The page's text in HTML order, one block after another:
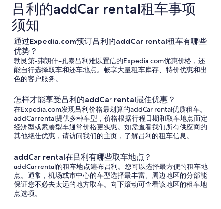
吕利的addCar rental租车事项
须知
通过Expedia.com预订吕利的addCar rental租车有哪些
优势？
勃艮第-弗朗什-孔泰吕利难以置信的Expedia.com优惠价格，还
能自行选择取车和还车地点。畅享大量租车库存、特价优惠和出
色的客户服务。
怎样才能享受吕利的addCar rental最佳优惠？
在Expedia.com发现吕利价格最划算的addCar rental优质租车。
addCar rental提供多种车型，价格根据行程日期和取车地点而定
经济型或紧凑型车通常价格更实惠。如需查看我们所有供应商的
其他绝佳优惠，请访问我们的主页，了解吕利的租车信息。
addCar rental在吕利有哪些取车地点？
addCar rental的租车地点遍布吕利。您可以选择最方便的租车地
点。通常，机场或市中心的车型选择最丰富。周边地区的分部能
保证您不必去太远的地方取车。向下滚动可查看该地区的租车地
点选项。